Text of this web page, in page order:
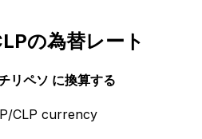
の為替レート
リペソ に換算する
CLP currency